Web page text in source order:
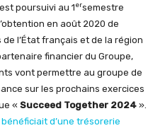
poursuivi au 1ersemestre
en août 2020 de
l’État français et de la région
financier du Groupe,
vont permettre au groupe de
sur les prochains exercices
« Succeed Together 2024 ».
d’une trésorerie